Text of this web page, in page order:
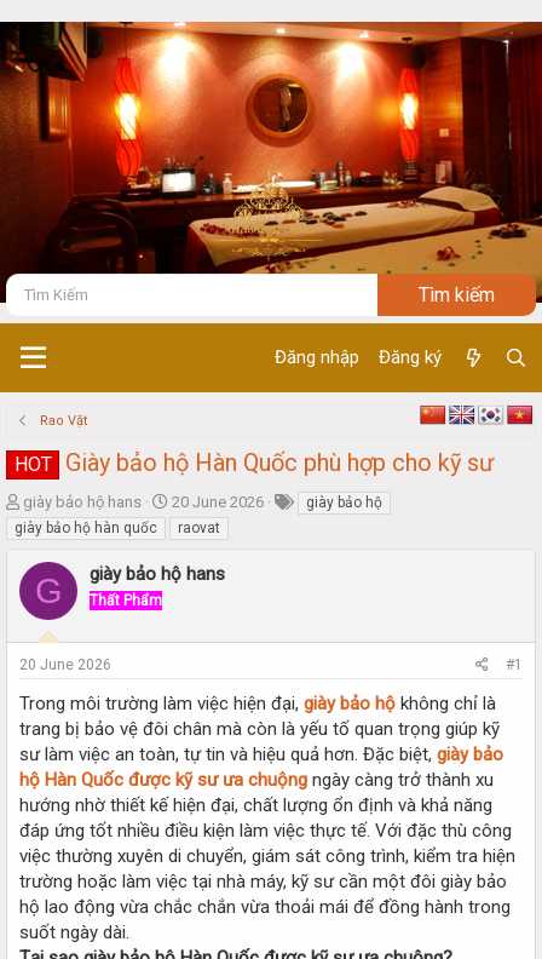
Đăng nhập Đăng ký
Rao Vặt
HOT Giày bảo hộ Hàn Quốc phù hợp cho kỹ sư
T
h
r
e
d
a
r
t
e
r
giày bảo hộ hans
S
t
a
r
t
20 June 2026
giày bảo hộ
giày bảo hộ hàn quốc
raovat
G giày bảo hộ hans
Thất Phẩm
20 June 2026 #1
Trong môi trường làm việc hiện đại, giày bảo hộ không chỉ là
trang bị bảo vệ đôi chân mà còn là yếu tố quan trọng giúp kỹ
sư làm việc an toàn, tự tin và hiệu quả hơn. Đặc biệt, giày bảo
hộ Hàn Quốc được kỹ sư ưa chuộng ngày càng trở thành xu
hướng nhờ thiết kế hiện đại, chất lượng ổn định và khả năng
đáp ứng tốt nhiều điều kiện làm việc thực tế. Với đặc thù công
việc thường xuyên di chuyển, giám sát công trình, kiểm tra hiện
trường hoặc làm việc tại nhà máy, kỹ sư cần một đôi giày bảo
hộ lao động vừa chắc chắn vừa thoải mái để đồng hành trong
suốt ngày dài.